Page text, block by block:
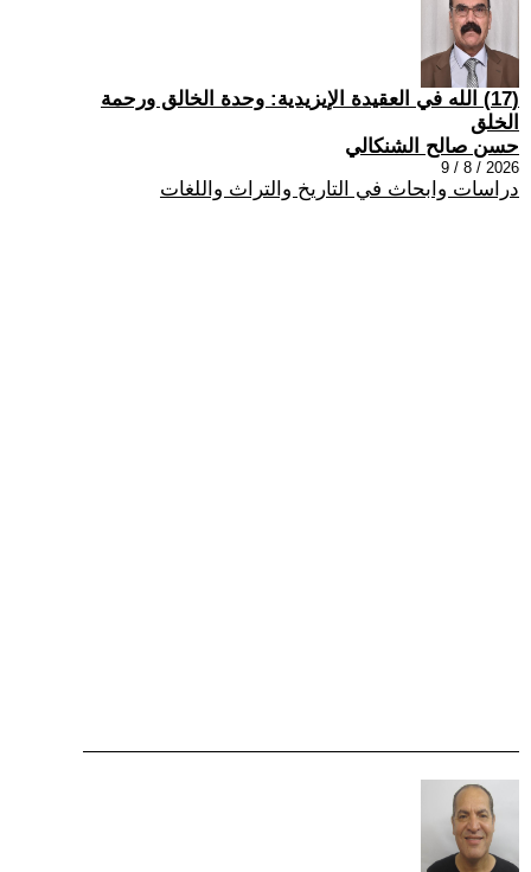
(17) الله في العقيدة الإيزيدية: وحدة الخالق ورحمة
الخلق
حسن صالح الشنكالي
2026 / 8 / 9
دراسات وابحاث في التاريخ والتراث واللغات